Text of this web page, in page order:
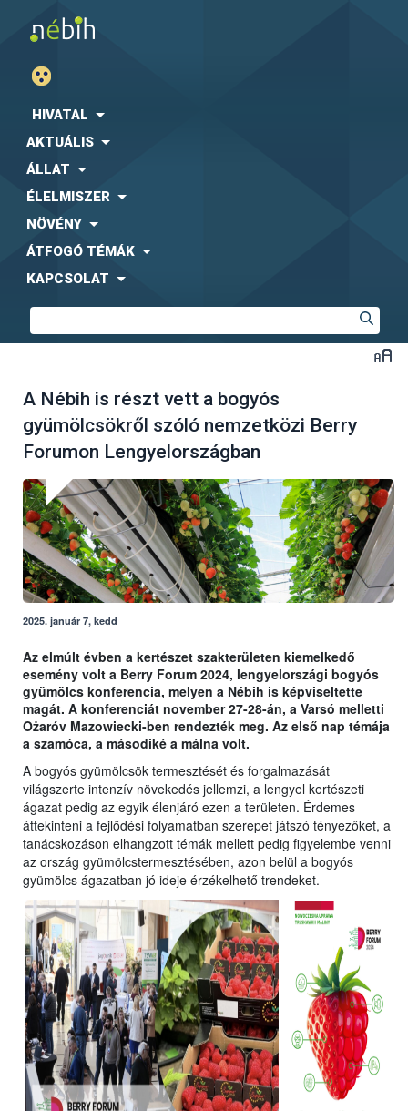
HIVATAL
AKTUÁLIS
ÁLLAT
ÉLELMISZER
NÖVÉNY
ÁTFOGÓ TÉMÁK
KAPCSOLAT
A Nébih is részt vett a bogyós
gyümölcsökről szóló nemzetközi Berry
Forumon Lengyelországban
2025. január 7, kedd
Az elmúlt évben a kertészet szakterületen kiemelkedő
esemény volt a Berry Forum 2024, lengyelországi bogyós
gyümölcs konferencia, melyen a Nébih is képviseltette
magát. A konferenciát november 27-28-án, a Varsó melletti
Ożaróv Mazowiecki-ben rendezték meg. Az első nap témája
a szamóca, a másodiké a málna volt.
A bogyós gyümölcsök termesztését és forgalmazását
világszerte intenzív növekedés jellemzi, a lengyel kertészeti
ágazat pedig az egyik élenjáró ezen a területen. Érdemes
áttekinteni a fejlődési folyamatban szerepet játszó tényezőket, a
tanácskozáson elhangzott témák mellett pedig figyelembe venni
az ország gyümölcstermesztésében, azon belül a bogyós
gyümölcs ágazatban jó ideje érzékelhető trendeket.